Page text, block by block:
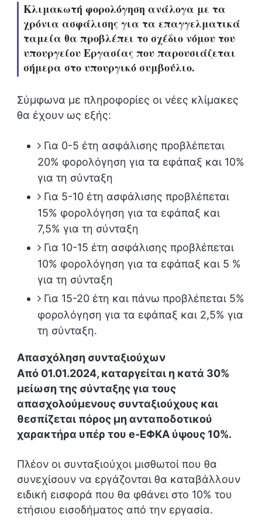
Κλιμακωτή φορολόγηση ανάλογα με τα
χρόνια ασφάλισης για τα επαγγελματικά
ταμεία θα προβλέπει το σχέδιο νόμου του
υπουργείου Εργασίας που παρουσιάζεται
σήμερα στο υπουργικό συμβούλιο.
Σύμφωνα με πληροφορίες οι νέες κλίμακες
θα έχουν ως εξής:
Για 0-5 έτη ασφάλισης προβλέπεται
20% φορολόγηση για τα εφάπαξ και 10%
για τη σύνταξη
Για 5-10 έτη ασφάλισης προβλέπεται
15% φορολόγηση για τα εφάπαξ και
7,5% για τη σύνταξη
Για 10-15 έτη ασφάλισης προβλέπεται
10% φορολόγηση για τα εφάπαξ και 5 %
για τη σύνταξη
Για 15-20 έτη και πάνω προβλέπεται 5%
φορολόγηση για τα εφάπαξ και 2,5% για
τη σύνταξη.
Απασχόληση συνταξιούχων
Από 01.01.2024, καταργείται η κατά 30%
μείωση της σύνταξης για τους
απασχολούμενους συνταξιούχους και
θεσπίζεται πόρος μη ανταποδοτικού
χαρακτήρα υπέρ του e-ΕΦΚΑ ύψους 10%.
Πλέον οι συνταξιούχοι μισθωτοί που θα
συνεχίσουν να εργάζονται θα καταβάλλουν
ειδική εισφορά που θα φθάνει στο 10% του
ετήσιου εισοδήματος από την εργασία.